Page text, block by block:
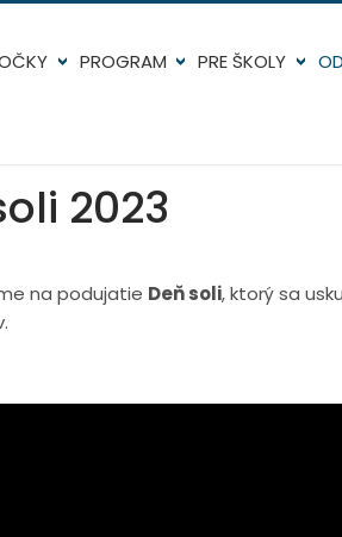
PROGRAM PRE ŠKOLY
2023
na podujatie Deň soli, ktorý sa